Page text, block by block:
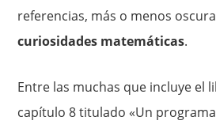
referencias, más o menos
curiosidades matemáticas.
Entre las muchas que incluye el
capítulo 8 titulado «Un